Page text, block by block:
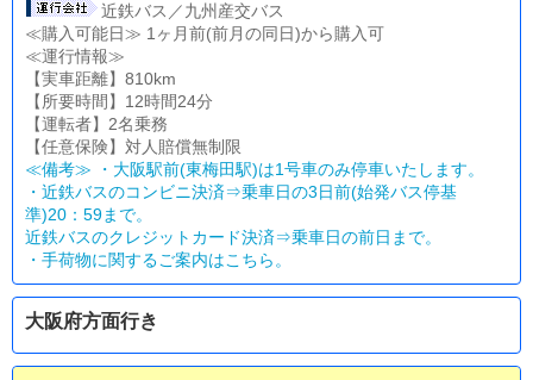
近鉄バス／九州産交バス
≪購入可能日≫ 1ヶ月前(前月の同日)から購入可
≪運行情報≫
【実車距離】810km
【所要時間】12時間24分
【運転者】2名乗務
【任意保険】対人賠償無制限
≪備考≫ ・大阪駅前(東梅田駅)は1号車のみ停車いたします。
・近鉄バスのコンビニ決済⇒乗車日の3日前(始発バス停基
準)20：59まで。
近鉄バスのクレジットカード決済⇒乗車日の前日まで。
・ 手荷物に関するご案内はこちら。
大阪府方面行き